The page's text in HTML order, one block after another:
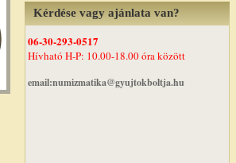
Kérdése vagy ajánlata van?
06-30-293-0517
Hívható H-P: 10.00-18.00 óra között
email:numizmatika@gyujtokboltja.hu